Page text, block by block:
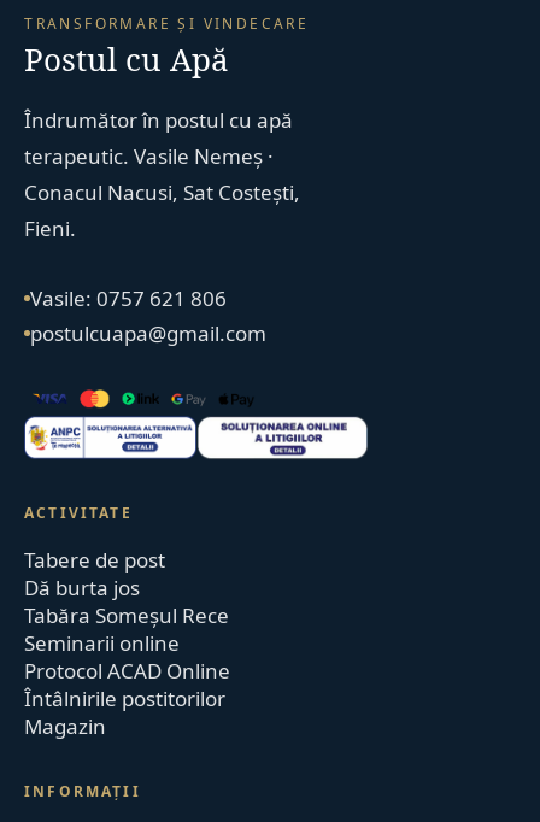
TRANSFORMARE ȘI VINDECARE
Postul cu Apă
Îndrumător în postul cu apă
terapeutic. Vasile Nemeș ·
Conacul Nacusi, Sat Costești,
Fieni.
Vasile: 0757 621 806
postulcuapa@gmail.com
ACTIVITATE
Tabere de post
Dă burta jos
Tabăra Someșul Rece
Seminarii online
Protocol ACAD Online
Întâlnirile postitorilor
Magazin
INFORMAȚII